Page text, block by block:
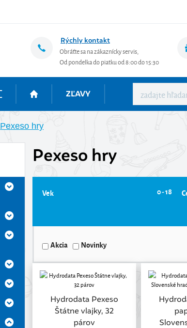
Rýchly kontakt
Obráťte sa na zákaznícky servis,
Od pondelka do piatku od 8:00 do 15:30
ZĽAVY
Pexeso hry
Pexeso hry
Vek 0 - 18
Akcia Novinky
Hydrodata Pexeso
Štátne vlajky, 32
párov